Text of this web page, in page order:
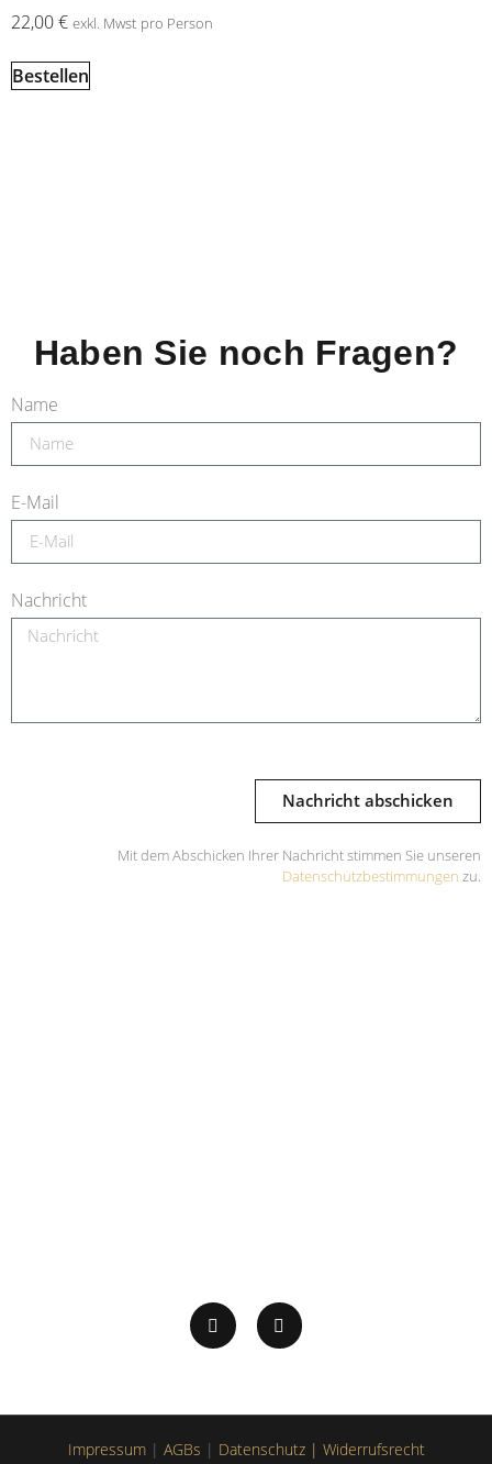
22,00€ exkl. Mwst pro Person
Bestellen
Haben Sie noch Fragen?
Name
E-Mail
Nachricht
Nachricht abschicken
Mit dem Abschicken Ihrer Nachricht stimmen Sie unseren
Datenschutzbestimmungen zu.
Impressum| AGBs | Datenschutz | Widerrufsrecht